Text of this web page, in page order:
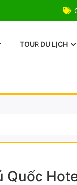
TOUR DU LỊCH
Quốc